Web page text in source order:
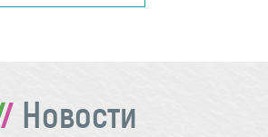
Новости